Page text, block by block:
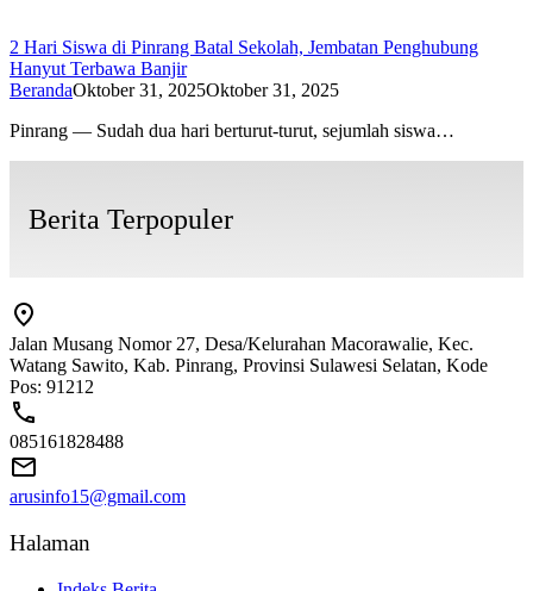
2 Hari Siswa di Pinrang Batal Sekolah, Jembatan Penghubung
Hanyut Terbawa Banjir
BerandaOktober 31, 2025Oktober 31, 2025
Pinrang — Sudah dua hari berturut-turut, sejumlah siswa…
Berita Terpopuler
Jalan Musang Nomor 27, Desa/Kelurahan Macorawalie, Kec.
Watang Sawito, Kab. Pinrang, Provinsi Sulawesi Selatan, Kode
Pos: 91212
085161828488
arusinfo15@gmail.com
Halaman